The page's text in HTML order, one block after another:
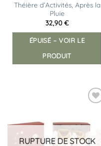
Théière d’Activités, Après la
Pluie
32,90 €
ÉPUISÉ – VOIR LE
PRODUIT
liste
d’envies
RUPTURE DE STOCK